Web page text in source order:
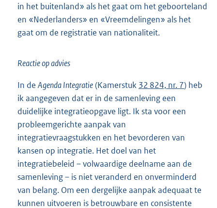
in het buitenland» als het gaat om het geboorteland
en «Nederlanders» en «Vreemdelingen» als het
gaat om de registratie van nationaliteit.
Reactie op advies
In de Agenda Integratie(Kamerstuk 32 824, nr. 7) heb
ik aangegeven dat er in de samenleving een
duidelijke integratieopgave ligt. Ik sta voor een
probleemgerichte aanpak van
integratievraagstukken en het bevorderen van
kansen op integratie. Het doel van het
integratiebeleid – volwaardige deelname aan de
samenleving – is niet veranderd en onverminderd
van belang. Om een dergelijke aanpak adequaat te
kunnen uitvoeren is betrouwbare en consistente